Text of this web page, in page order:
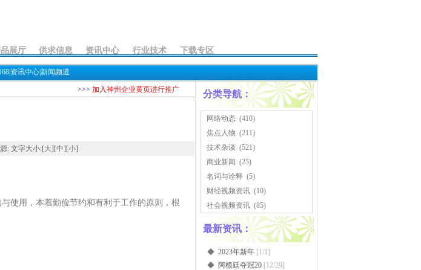
展厅 供求信息 资讯中心 行业技术 下载专区
资讯中心|新闻频道
>>> 加入神州企业黄页进行推广
: 文字大小:[大][中][小]
使用，本着勤俭节约和有利于工作的原则，根
分类导航：
网络动态 (410)
焦点人物 (211)
技术杂谈 (521)
商业新闻 (25)
名词与诠释 (5)
财经视频资讯 (10)
社会视频资讯 (85)
最新资讯：
◆ 2023年新年 [1/1]
◆ 阿根廷夺冠20 [12/29]